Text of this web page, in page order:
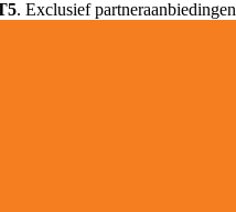
. Exclusief partneraanbiedingen